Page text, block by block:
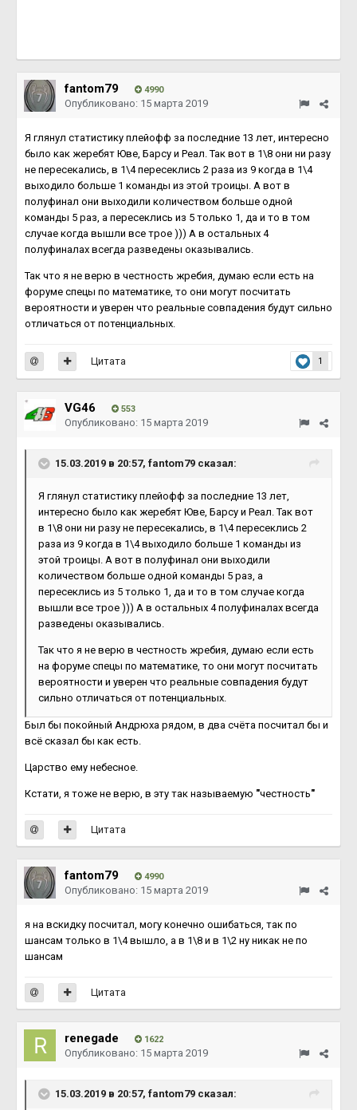
fantom79 4990
Опубликовано: 15 марта 2019
Я глянул статистику плейофф за последние 13 лет, интересно
было как жеребят Юве, Барсу и Реал. Так вот в 1\8 они ни разу
не пересекались, в 1\4 пересеклись 2 раза из 9 когда в 1\4
выходило больше 1 команды из этой троицы. А вот в
полуфинал они выходили количеством больше одной
команды 5 раз, а пересеклись из 5 только 1, да и то в том
случае когда вышли все трое ))) А в остальных 4
полуфиналах всегда разведены оказывались.
Так что я не верю в честность жребия, думаю если есть на
форуме спецы по математике, то они могут посчитать
вероятности и уверен что реальные совпадения будут сильно
отличаться от потенциальных.
1
Цитата
VG46 553
Опубликовано: 15 марта 2019
15.03.2019 в 20:57, fantom79 сказал:
Я глянул статистику плейофф за последние 13 лет,
интересно было как жеребят Юве, Барсу и Реал. Так вот
в 1\8 они ни разу не пересекались, в 1\4 пересеклись 2
раза из 9 когда в 1\4 выходило больше 1 команды из
этой троицы. А вот в полуфинал они выходили
количеством больше одной команды 5 раз, а
пересеклись из 5 только 1, да и то в том случае когда
вышли все трое ))) А в остальных 4 полуфиналах всегда
разведены оказывались.
Так что я не верю в честность жребия, думаю если есть
на форуме спецы по математике, то они могут посчитать
вероятности и уверен что реальные совпадения будут
сильно отличаться от потенциальных.
Был бы покойный Андрюха рядом, в два счёта посчитал бы и
всё сказал бы как есть.
Царство ему небесное.
Кстати, я тоже не верю, в эту так называемую "честность"
Цитата
fantom79 4990
Опубликовано: 15 марта 2019
я на вскидку посчитал, могу конечно ошибаться, так по
шансам только в 1\4 вышло, а в 1\8 и в 1\2 ну никак не по
шансам
Цитата
renegade 1622
Опубликовано: 15 марта 2019
15.03.2019 в 20:57, fantom79 сказал: